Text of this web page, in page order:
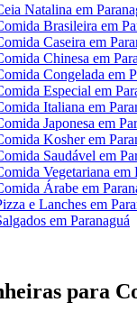
Natalina em
Brasileira em
Caseira em
Chinesa em
Congelada em
Especial em
Italiana em
Japonesa em
Kosher em
Saudável em
Vegetariana em
Árabe em
e Lanches em
em Paranaguá
para